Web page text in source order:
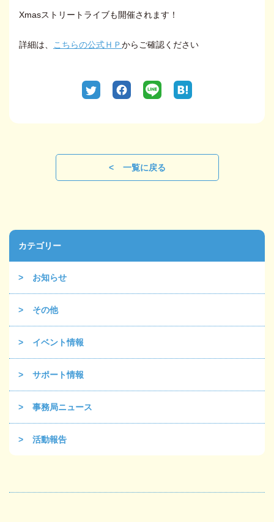
Xmasストリートライブも開催されます！
詳細は、 こちらの公式ＨＰからご確認ください
一覧に戻る
カテゴリー
お知らせ
その他
イベント情報
サポート情報
事務局ニュース
活動報告